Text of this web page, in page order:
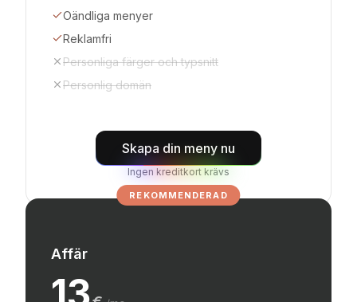
Oändliga menyer
Reklamfri
Personliga färger och typsnitt
Personlig domän
Skapa din meny nu
Ingen kreditkort krävs
REKOMMENDERAD
Affär